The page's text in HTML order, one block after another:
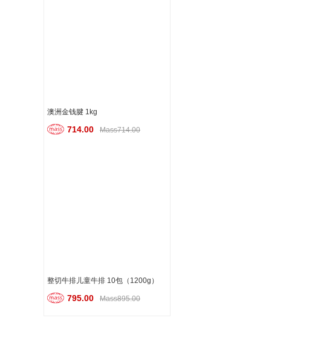
澳洲金钱腱 1kg
714.00 Mass714.00
整切牛排儿童牛排 10包（1200g）
795.00 Mass895.00